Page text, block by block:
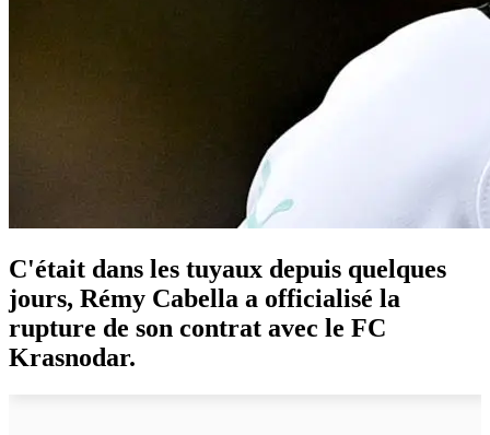
C'était dans les tuyaux depuis quelques
jours, Rémy Cabella a officialisé la
rupture de son contrat avec le FC
Krasnodar.